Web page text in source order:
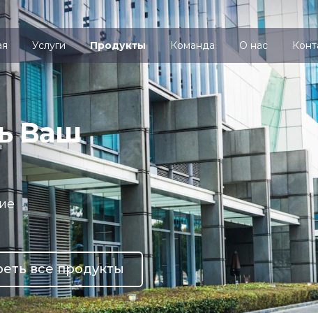
Услуги Продукты Команда О нас
Ваш
все продукты